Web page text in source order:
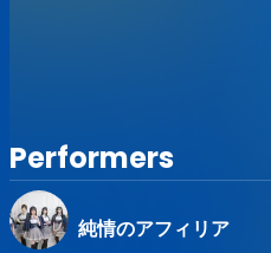
Performers
純情のアフィリア